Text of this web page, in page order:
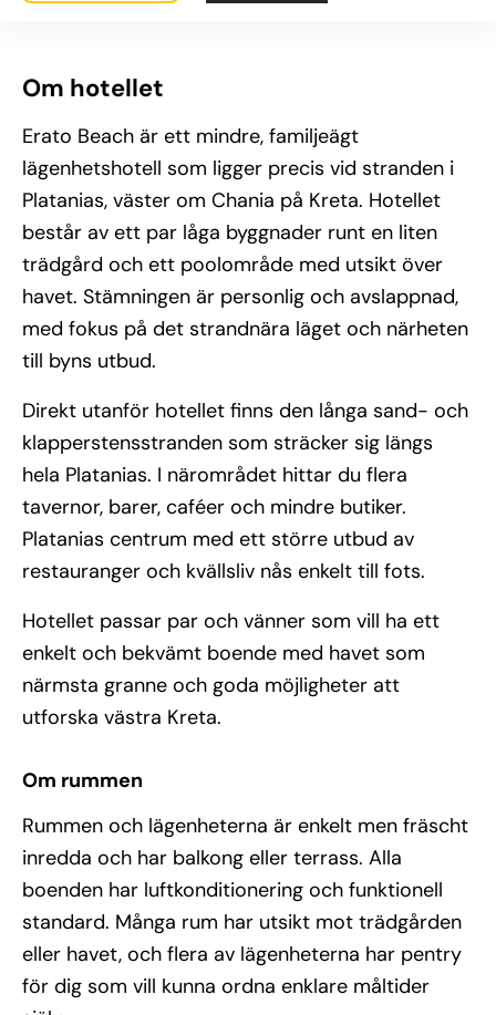
Om hotellet
Erato Beach är ett mindre, familjeägt
lägenhetshotell som ligger precis vid stranden i
Platanias, väster om Chania på Kreta. Hotellet
består av ett par låga byggnader runt en liten
trädgård och ett poolområde med utsikt över
havet. Stämningen är personlig och avslappnad,
med fokus på det strandnära läget och närheten
till byns utbud.
Direkt utanför hotellet finns den långa sand- och
klapperstensstranden som sträcker sig längs
hela Platanias. I närområdet hittar du flera
tavernor, barer, caféer och mindre butiker.
Platanias centrum med ett större utbud av
restauranger och kvällsliv nås enkelt till fots.
Hotellet passar par och vänner som vill ha ett
enkelt och bekvämt boende med havet som
närmsta granne och goda möjligheter att
utforska västra Kreta.
Om rummen
Rummen och lägenheterna är enkelt men fräscht
inredda och har balkong eller terrass. Alla
boenden har luftkonditionering och funktionell
standard. Många rum har utsikt mot trädgården
eller havet, och flera av lägenheterna har pentry
för dig som vill kunna ordna enklare måltider